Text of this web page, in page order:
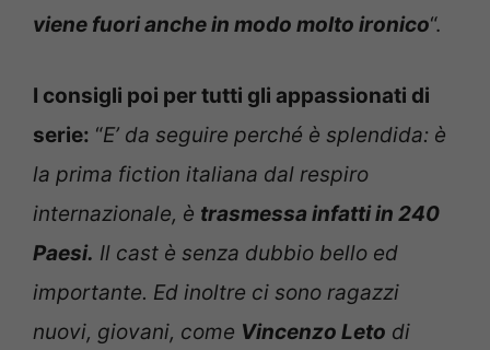
viene fuori anche in modo molto ironico“.
I consigli poi per tutti gli appassionati di
serie: “E’ da seguire perché è splendida: è
la prima fiction italiana dal respiro
internazionale, è trasmessa infatti in 240
Paesi. Il cast è senza dubbio bello ed
importante. Ed inoltre ci sono ragazzi
nuovi, giovani, come Vincenzo Leto di